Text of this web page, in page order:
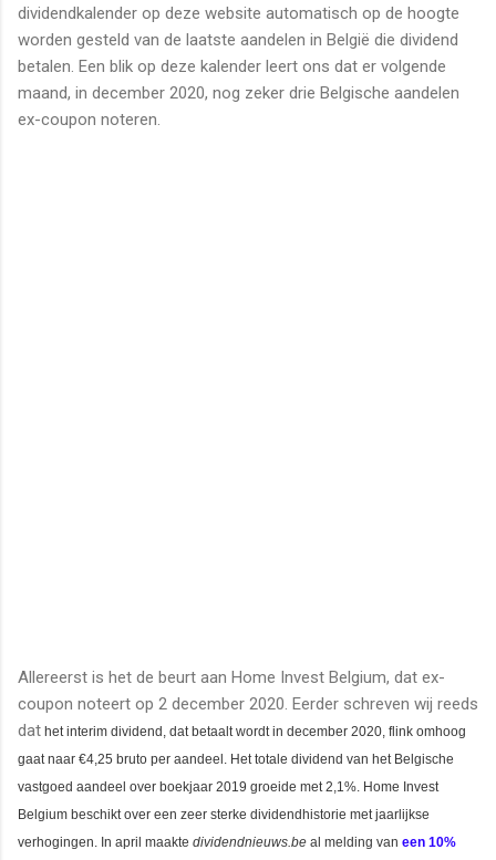
dividendkalender op deze website automatisch op de hoogte
worden gesteld van de laatste aandelen in België die dividend
betalen. Een blik op deze kalender leert ons dat er volgende
maand, in december 2020, nog zeker drie Belgische aandelen
ex-coupon noteren.
Allereerst is het de beurt aan Home Invest Belgium, dat ex-
coupon noteert op 2 december 2020. Eerder schreven wij reeds
dat het interim dividend, dat betaalt wordt in december 2020, flink omhoog
gaat naar €4,25 bruto per aandeel. Het totale dividend van het Belgische
vastgoed aandeel over boekjaar 2019 groeide met 2,1%. Home Invest
Belgium beschikt over een zeer sterke dividendhistorie met jaarlijkse
verhogingen. In april maakte dividendnieuws.be al melding van een 10%